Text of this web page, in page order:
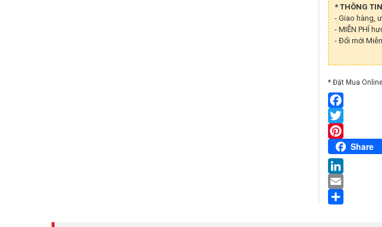
* THÔNG
- Giao hàng,
- MIỄN PHÍ
- Đổi mới
* Đặt Mua
Facebook
Twitter
Pinterest
Share
LinkedIn
Email